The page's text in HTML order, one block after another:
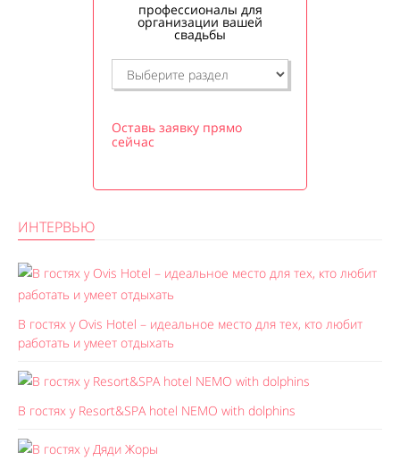
профессионалы для
организации вашей
свадьбы
Оставь заявку прямо
сейчас
ИНТЕРВЬЮ
В гостях у Ovis Hotel – идеальное место для тех, кто любит
работать и умеет отдыхать
В гостях у Resort&SPA hotel NEMO with dolphins